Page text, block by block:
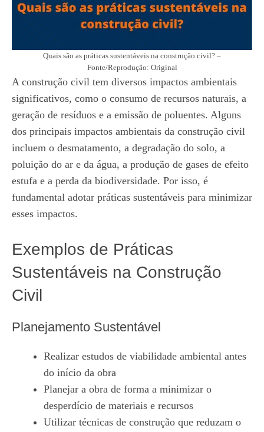
Quais são as práticas sustentáveis na construção civil? –
Fonte/Reprodução: Original
A construção civil tem diversos impactos ambientais
significativos, como o consumo de recursos naturais, a
geração de resíduos e a emissão de poluentes. Alguns
dos principais impactos ambientais da construção civil
incluem o desmatamento, a degradação do solo, a
poluição do ar e da água, a produção de gases de efeito
estufa e a perda da biodiversidade. Por isso, é
fundamental adotar práticas sustentáveis para minimizar
esses impactos.
Exemplos de Práticas
Sustentáveis na Construção
Civil
Planejamento Sustentável
Realizar estudos de viabilidade ambiental antes
do início da obra
Planejar a obra de forma a minimizar o
desperdício de materiais e recursos
Utilizar técnicas de construção que reduzam o